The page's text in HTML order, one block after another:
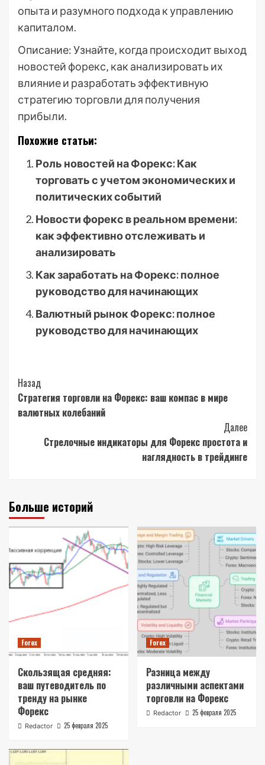
опыта и разумного подхода к управлению
капиталом.
Описание: Узнайте‚ когда происходит выход
новостей форекс‚ как анализировать их
влияние и разработать эффективную
стратегию торговли для получения
прибыли.
Похожие статьи:
Роль новостей на Форекс: Как
торговать с учетом экономических и
политических событий
Новости форекс в реальном времени:
как эффективно отслеживать и
анализировать
Как заработать на Форекс: полное
руководство для начинающих
Валютный рынок Форекс: полное
руководство для начинающих
Post
Navigation
Назад
Стратегия торговли на Форекс: ваш компас в мире
валютных колебаний
Далее
Стрелочные индикаторы для Форекс простота и
наглядность в трейдинге
Больше историй
Forex
Скользящая средняя:
ваш путеводитель по
тренду на рынке
Форекс
Redactor 25 февраля 2025
Forex
Разница между
различными аспектами
торговли на Форекс
Redactor 25 февраля 2025